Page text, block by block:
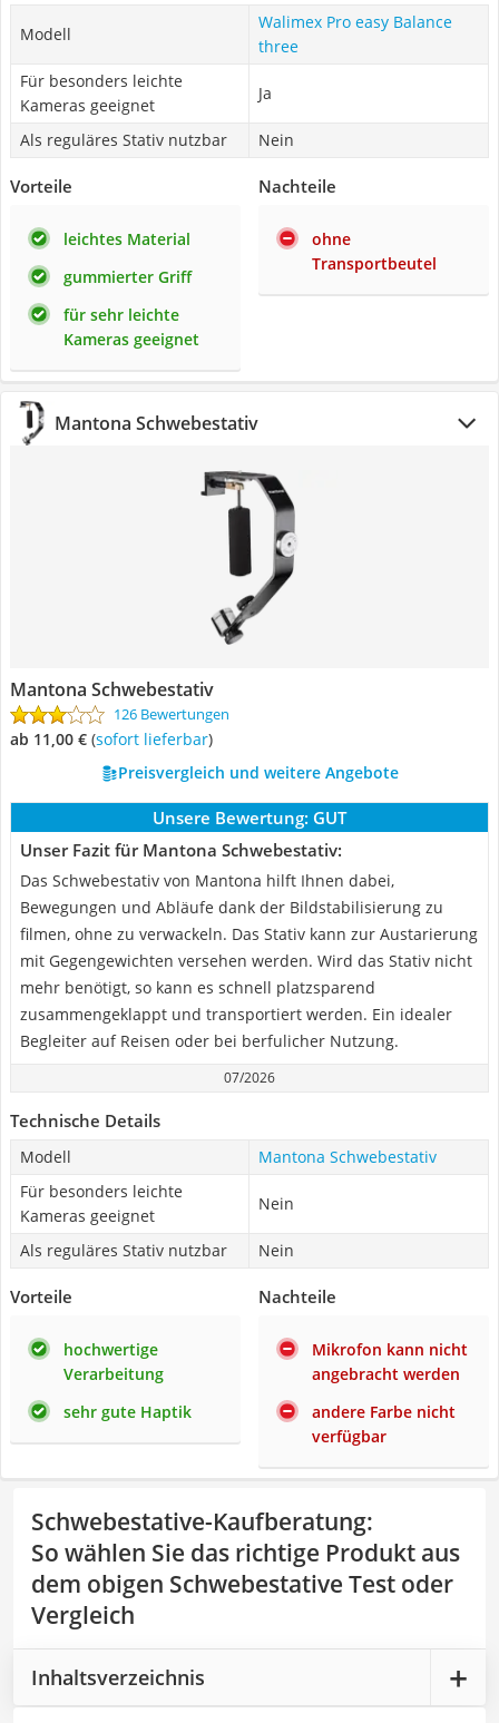
Modell
Walimex Pro easy Balance
three
Für besonders leichte
Kameras geeignet
Ja
Als reguläres Stativ nutzbar Nein
Vorteile
leichtes Material
gummierter Griff
für sehr leichte
Kameras geeignet
Nachteile
ohne
Transportbeutel
Mantona Schwebestativ
Mantona Schwebestativ
126 Bewertungen
ab 11,00 € ( Sofort lieferbar)
Preisvergleich und weitere Angebote
Unsere Bewertung: GUT
Unser Fazit für Mantona Schwebestativ:
Das Schwebestativ von Mantona hilft Ihnen dabei,
Bewegungen und Abläufe dank der Bildstabilisierung zu
filmen, ohne zu verwackeln. Das Stativ kann zur Austarierung
mit Gegengewichten versehen werden. Wird das Stativ nicht
mehr benötigt, so kann es schnell platzsparend
zusammengeklappt und transportiert werden. Ein idealer
Begleiter auf Reisen oder bei berfulicher Nutzung.
07/2026
Technische Details
Modell
Mantona Schwebestativ
Für besonders leichte
Kameras geeignet
Nein
Als reguläres Stativ nutzbar Nein
Vorteile
hochwertige
Verarbeitung
sehr gute Haptik
Nachteile
Mikrofon kann nicht
angebracht werden
andere Farbe nicht
verfügbar
Schwebestative-Kaufberatung:
So wählen Sie das richtige Produkt aus
dem obigen Schwebestative Test oder
Vergleich
Inhaltsverzeichnis